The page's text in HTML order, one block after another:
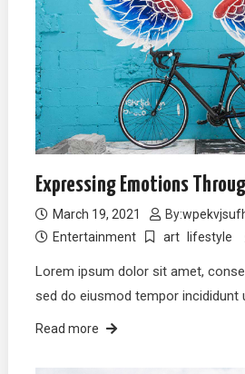
Expressing Emotions
March 19, 2021 By:
Entertainment
art lifestyle
Lorem ipsum dolor sit amet,
sed do eiusmod tempor incididunt
Read more